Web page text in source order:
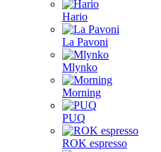
Hario
La Pavoni
Mlynko
Morning
PUQ
ROK espresso